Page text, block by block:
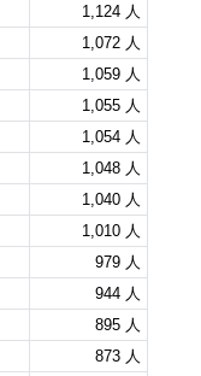
1,124 人
1,072 人
1,059 人
1,055 人
1,054 人
1,048 人
1,040 人
1,010 人
979 人
944 人
895 人
873 人